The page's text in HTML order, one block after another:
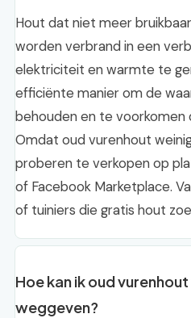
Hout dat niet meer
worden verbrand in een
elektriciteit en warmte te
efficiënte manier om de
behouden en te
Omdat oud vurenhout
proberen te verkopen op
of Facebook Marketplace.
of tuiniers die gratis hout
Hoe kan ik oud
weggeven?